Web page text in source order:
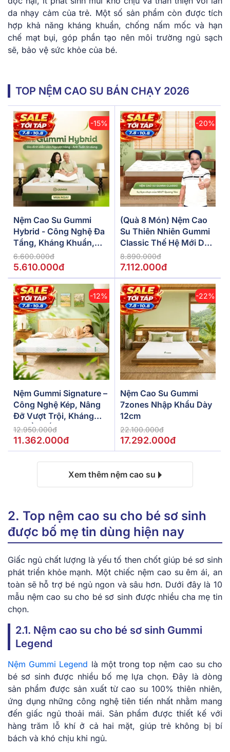
da nhạy cảm của trẻ. Một số sản phẩm còn được tích
hợp khả năng kháng khuẩn, chống nấm mốc và hạn
chế mạt bụi, góp phần tạo nên môi trường ngủ sạch
sẽ, bảo vệ sức khỏe của bé.
TOP NỆM CAO SU BÁN CHẠY 2026
-15%
Nệm Cao Su Gummi
Hybrid - Công Nghệ Đa
Tầng, Kháng Khuẩn,
Siêu Thoáng Mát
6.600.000đ
5.610.000đ
-20%
(Quà 8 Món) Nệm Cao
Su Thiên Nhiên Gummi
Classic Thế Hệ Mới Dày
5/10/15cm
8.890.000đ
7.112.000đ
-12%
Nệm Gummi Signature –
Công Nghệ Kép, Nâng
Đỡ Vượt Trội, Kháng
Khuẩn Tối Đa
12.950.000đ
11.362.000đ
-22%
Nệm Cao Su Gummi
7zones Nhập Khẩu Dày
12cm
22.100.000đ
17.292.000đ
Xem thêm nệm cao su
2. Top nệm cao su cho bé sơ sinh
được bố mẹ tin dùng hiện nay
Giấc ngủ chất lượng là yếu tố then chốt giúp bé sơ sinh
phát triển khỏe mạnh. Một chiếc nệm cao su êm ái, an
toàn sẽ hỗ trợ bé ngủ ngon và sâu hơn. Dưới đây là 10
mẫu nệm cao su cho bé sơ sinh được nhiều cha mẹ tin
chọn.
2.1. Nệm cao ͏su cho bé sơ sinh Gummi
Lege͏nd
Nệm Gummi͏ Legend là một trong top nệm cao su cho
bé sơ sinh được nhiều bố mẹ lựa chọn. Đây là dòng͏
sản p͏hẩm đ͏ư͏ợc͏ sả͏n xuất từ cao͏ su͏ 1͏00%͏ thiên nh͏iên,
ứ͏ng͏ dụng những công nghệ t͏iên t͏i͏ến ͏nhất͏ nhằm͏ mang
đến giấc ng͏ủ thoả͏i͏ mái͏. Sản phẩm đư͏ợc ͏thiết kế͏ với
h͏àng ͏tr͏ă͏m ͏lỗ khí ở cả hai m͏ặt, giúp t͏rẻ không bị bí͏
bách͏ v͏à khó chị͏u khi n͏gủ.͏